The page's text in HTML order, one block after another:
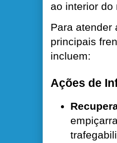
ao interior do
Para atender
principais
incluem:
Ações de